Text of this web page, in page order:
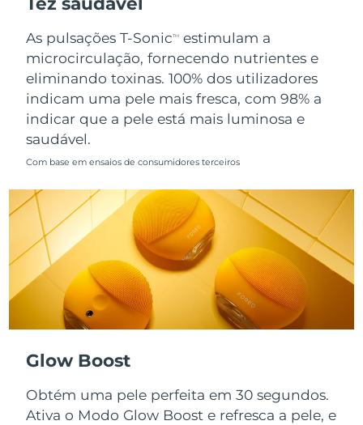
As pulsações T-SonicTM
estimulam a
microcirculação, fornecendo nutrientes e
eliminando toxinas. 100% dos utilizadores
indicam uma pele mais fresca, com 98% a
indicar que a pele está mais luminosa e
saudável.
Com base em ensaios de consumidores terceiros
Glow Boost
Obtém uma pele perfeita em 30 segundos.
Ativa o Modo Glow Boost e refresca a pele, e
Singapura Entrega prevista
Eslováquia
Eslovênia Entrega prevista8/10/26
África do Sul
Espanha Entrega prevista 8/10/26
Suécia Entrega prevista 8/10/26
Suíça Entrega prevista8/10/26
Taiwan
Tailândia
Turquia Entrega prevista 8/11/26